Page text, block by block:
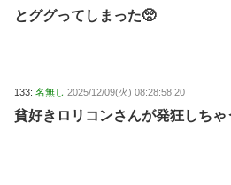
とググってしまった🥺
133: 名無し 2025/12/09(火) 08:28:58.20
貧好きロリコンさんが発狂しちゃ